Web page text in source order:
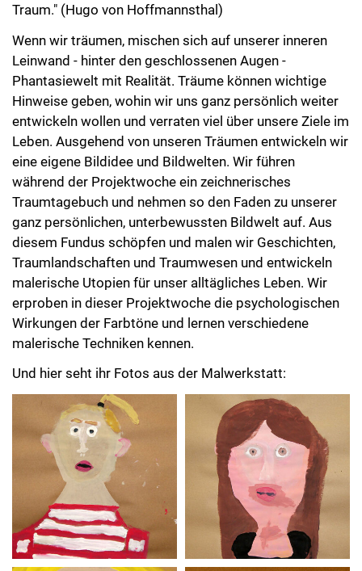
Traum." (Hugo von Hoffmannsthal)
Wenn wir träumen, mischen sich auf unserer inneren
Leinwand - hinter den geschlossenen Augen -
Phantasiewelt mit Realität. Träume können wichtige
Hinweise geben, wohin wir uns ganz persönlich weiter
entwickeln wollen und verraten viel über unsere Ziele im
Leben. Ausgehend von unseren Träumen entwickeln wir
eine eigene Bildidee und Bildwelten. Wir führen
während der Projektwoche ein zeichnerisches
Traumtagebuch und nehmen so den Faden zu unserer
ganz persönlichen, unterbewussten Bildwelt auf. Aus
diesem Fundus schöpfen und malen wir Geschichten,
Traumlandschaften und Traumwesen und entwickeln
malerische Utopien für unser alltägliches Leben. Wir
erproben in dieser Projektwoche die psychologischen
Wirkungen der Farbtöne und lernen verschiedene
malerische Techniken kennen.
Und hier seht ihr Fotos aus der Malwerkstatt: